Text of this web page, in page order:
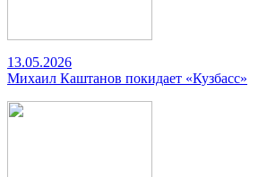
13.05.2026
Михаил Каштанов покидает «Кузбасс»